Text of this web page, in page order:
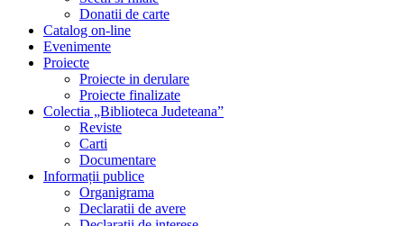
Donatii de carte
Catalog on-line
Evenimente
Proiecte
Proiecte in derulare
Proiecte finalizate
Colectia „Biblioteca Judeteana”
Reviste
Carti
Documentare
Informații publice
Organigrama
Declaratii de avere